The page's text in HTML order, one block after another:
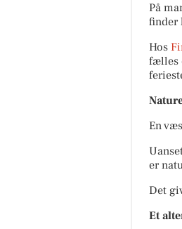
På
finder
Hos
fælles
En
er
Det
Et